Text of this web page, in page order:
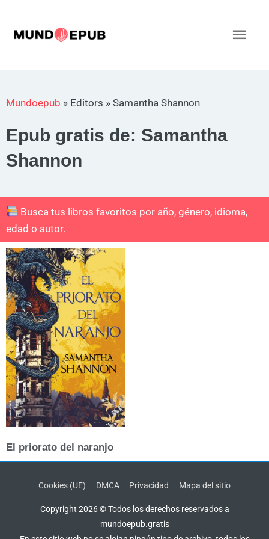
contenido
Mundoepub » Editors » Samantha Shannon
Epub gratis de: Samantha
Shannon
Busca tus libros favoritos por año, género, idioma,
edad o autor.
El priorato del naranjo
Cookies (UE) DMCA Privacidad Mapa del sitio
Copyright 2026 © Todos los derechos reservados a
mundoepub.gratis